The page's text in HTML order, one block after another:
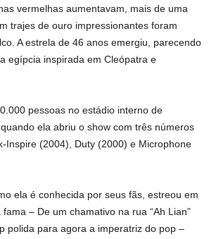
vermelhas aumentavam, mais de uma
trajes de ouro impressionantes foram
A estrela de 46 anos emergiu, parecendo
egípcia inspirada em Cleópatra e
pessoas no estádio interno de
ela abriu o show com três números
Inspire (2004), Duty (2000) e Microphone
ela é conhecida por seus fãs, estreou em
fama – De um chamativo na rua “Ah Lian”
polida para agora a imperatriz do pop –